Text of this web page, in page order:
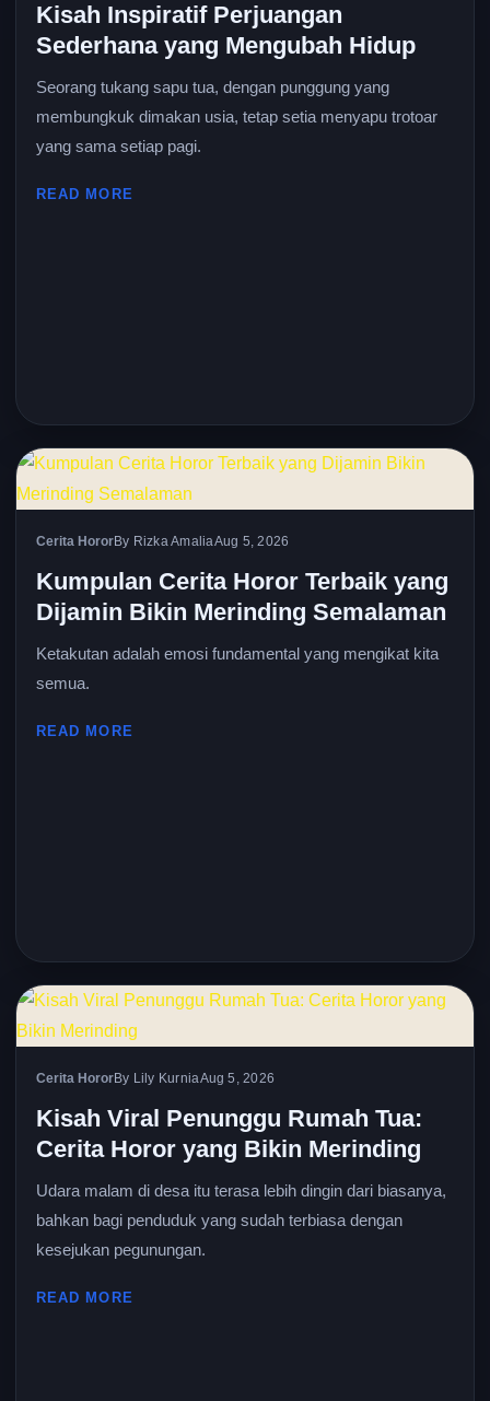
Kisah Inspiratif Perjuangan
Sederhana yang Mengubah Hidup
Seorang tukang sapu tua, dengan punggung yang
membungkuk dimakan usia, tetap setia menyapu trotoar
yang sama setiap pagi.
READ MORE
Cerita HororBy Rizka AmaliaAug 5, 2026
Kumpulan Cerita Horor Terbaik yang
Dijamin Bikin Merinding Semalaman
Ketakutan adalah emosi fundamental yang mengikat kita
semua.
READ MORE
Cerita HororBy Lily KurniaAug 5, 2026
Kisah Viral Penunggu Rumah Tua:
Cerita Horor yang Bikin Merinding
Udara malam di desa itu terasa lebih dingin dari biasanya,
bahkan bagi penduduk yang sudah terbiasa dengan
kesejukan pegunungan.
READ MORE